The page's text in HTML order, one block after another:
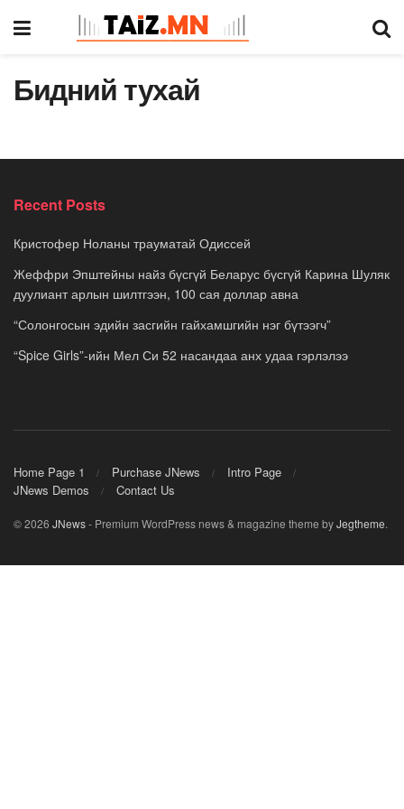
Бидний тухай
Recent Posts
Кристофер Ноланы трауматай Одиссей
Жеффри Эпштейны найз бүсгүй Беларус бүсгүй Карина Шуляк
дуулиант арлын шилтгээн, 100 сая доллар авна
“Солонгосын эдийн засгийн гайхамшгийн нэг бүтээгч”
“Spice Girls”-ийн Мел Си 52 насандаа анх удаа гэрлэлээ
Home Page 1 Purchase JNews
Intro Page
JNews Demos
Contact Us
© 2026 JNews- Premium WordPress news & magazine theme byJegtheme.